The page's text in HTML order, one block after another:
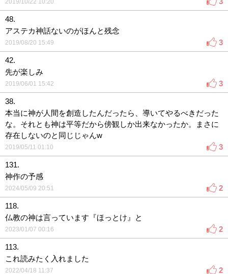
2019/10/22 10:20
48.
アステカ神話ないのがほんと残念
2019/08/20 15:49 3
42.
先が楽しみ
2019/06/01 15:42 3
38.
本当に神が人間を創造したんだったら、導いてやるべきだった
な。それとも神は平等だから傍観しか出来なかったか。まさに
存在しないのと同じじゃんw
2019/05/11 01:10 3
131.
神作の予感
2024/05/09 20:51 2
118.
仏教の神は言っています『ほっとけ』と
2023/01/07 00:16 2
113.
これ読みたく入れました
2022/04/18 11:37 2